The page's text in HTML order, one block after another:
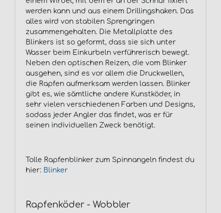
werden kann und aus einem Drillingshaken. Das
alles wird von stabilen Sprengringen
zusammengehalten. Die Metallplatte des
Blinkers ist so geformt, dass sie sich unter
Wasser beim Einkurbeln verführerisch bewegt.
Neben den optischen Reizen, die vom Blinker
ausgehen, sind es vor allem die Druckwellen,
die Rapfen aufmerksam werden lassen. Blinker
gibt es, wie sämtliche andere Kunstköder, in
sehr vielen verschiedenen Farben und Designs,
sodass jeder Angler das findet, was er für
seinen individuellen Zweck benötigt.
Tolle Rapfenblinker zum Spinnangeln findest du
hier: Blinker
Rapfenköder - Wobbler